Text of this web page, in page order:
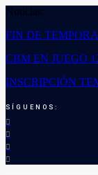
Noticias:
FIN DE
CBM EN JUEGO
INSCRIPCIÓN
SÍGUENOS: